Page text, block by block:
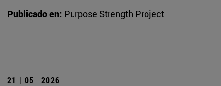
Publicado en: Purpose Strength Project
21 | 05 | 2026